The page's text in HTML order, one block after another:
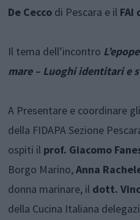
De Cecco di Pescara e il FAI
Il tema dell’incontro
mare – Luoghi identitari e
A Presentare e coordinare
della FIDAPA Sezione
ospiti il prof. Giacomo
Borgo Marino,Anna
donna marinare, il dott.
della Cucina Italiana